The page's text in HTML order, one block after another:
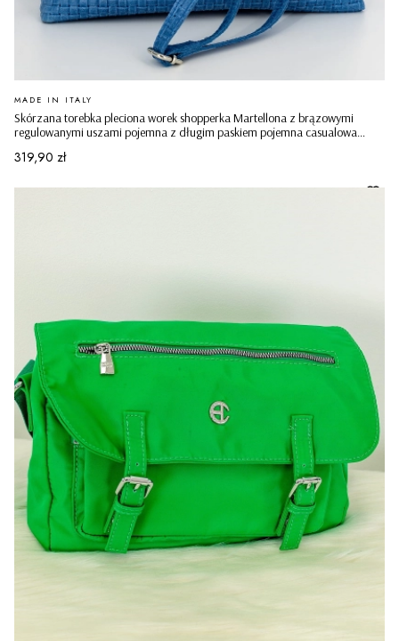
Skórzana torebka pleciona worek shopperka Martellona z brązowymi
regulowanymi uszami pojemna z długim paskiem pojemna casualowa
PRODUCENT
MADE IN ITALY
Cena
319,90 zł